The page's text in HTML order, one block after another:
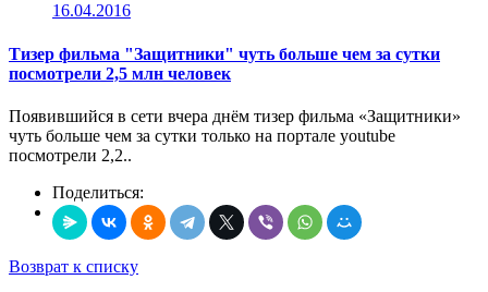
16.04.2016
Тизер фильма "Защитники" чуть больше чем за сутки
посмотрели 2,5 млн человек
Появившийся в сети вчера днём тизер фильма «Защитники»
чуть больше чем за сутки только на портале youtube
посмотрели 2,2..
Поделиться:
Возврат к списку